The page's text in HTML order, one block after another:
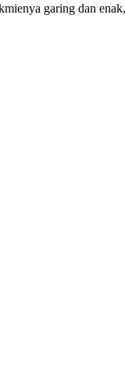
garing dan